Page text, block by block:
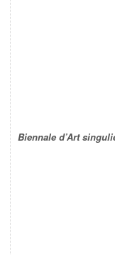
Biennale d’Art